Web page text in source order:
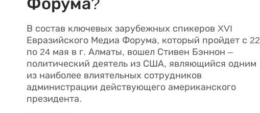
Форума?
В состав ключевых зарубежных спикеров XVI
Евразийского Медиа Форума, который пройдет с 22
по 24 мая в г. Алматы, вошел Стивен Бэннон –
политический деятель из США, являющийся одним
из наиболее влиятельных сотрудников
администрации действующего американского
президента.